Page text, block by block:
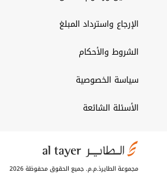
الإرجاع واسترداد المبلغ
الشروط والأحكام
سياسة الخصوصية
الأسئلة الشائعة
مجموعة الطايرذ.م.م. جميع الحقوق محفوظة 2026